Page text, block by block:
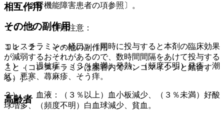
相互作用
１０．２． 併用注意：
コレスチラミン＜経口＞［同時に投与すると本剤の臨床効果
が減弱するおそれがあるので、数時間間隔をあけて投与する
こと（コレスチラミンは腸管内でバンコマイシンと結合す
る）］。
高齢者
〔９．２腎機能障害患者の項参照〕。
その他の副作用
１１．２． その他の副作用
１）． 過敏症：（３％未満）発熱、（頻度不明）発疹、潮
紅、悪寒、蕁麻疹、そう痒。
２）． 血液：（３％以上）血小板減少、（３％未満）好酸
球増多、（頻度不明）白血球減少、貧血。